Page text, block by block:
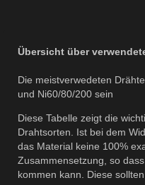
Übersicht über
Die meistverwedeten
und Ni60/80/200 sein
Diese Tabelle zeigt die
Drahtsorten. Ist bei dem
das Material keine 100%
Zusammensetzung, so
kommen kann. Diese